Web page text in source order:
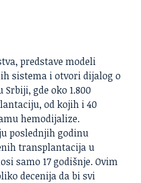
predstave modeli
sistema i otvori dijalog o
gde oko 1.800
od kojih i 40
hemodijalize.
poslednjih godinu
transplantacija u
samo 17 godišnje. Ovim
decenija da bi svi